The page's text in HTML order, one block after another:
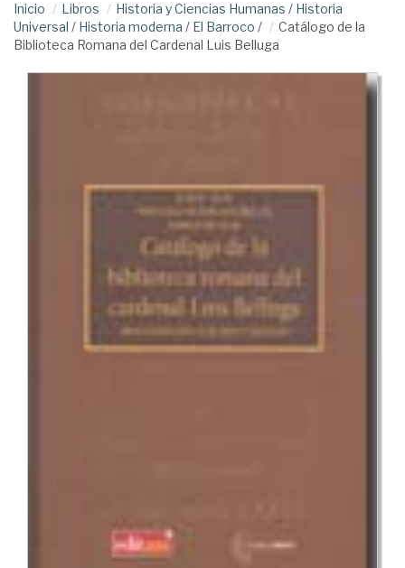
Inicio Libros Historia y Ciencias Humanas / Historia
Universal / Historia moderna / El Barroco /
Catálogo de la
Biblioteca Romana del Cardenal Luis Belluga